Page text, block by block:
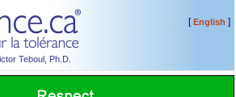
Teboul, Ph.D.
[English ]